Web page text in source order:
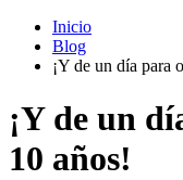
Inicio
Blog
¡Y de un día para
¡Y de un
10 años!